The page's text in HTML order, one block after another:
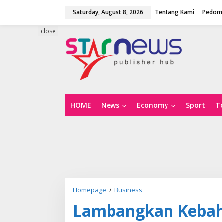
Saturday, August 8, 2026 Tentang Kami
HOME News Economy Sport
close
Homepage / Business
m
b
Lambangkan